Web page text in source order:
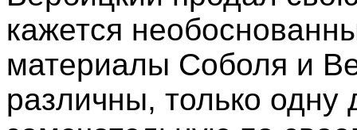
кажется
материалы Соболя и
различны, только одну